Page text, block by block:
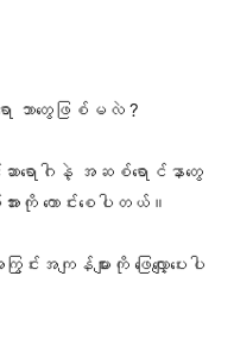
ော ဘာတွေဖြစ်မလဲ ?
ာရောဂါနဲ့ အဆစ်ရောင်နာတွေ
ကို ကောင်းစေပါတယ်။
ကျန်များကို ဖြေလျှော့ပေးပါ